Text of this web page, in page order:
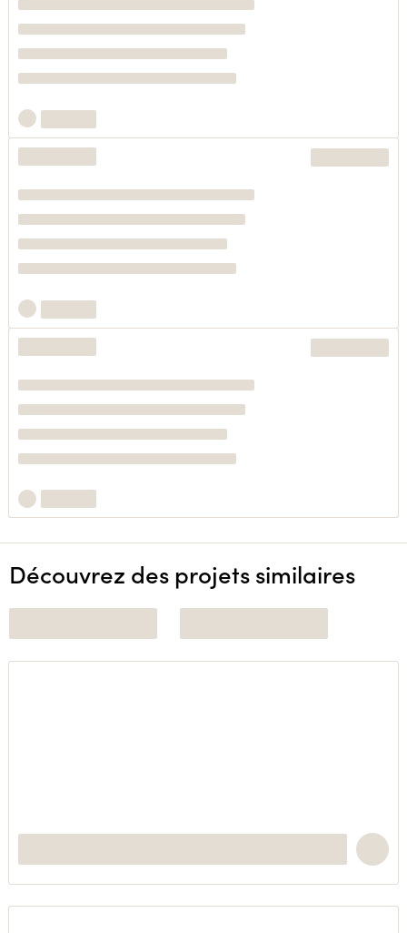
Découvrez des projets similaires